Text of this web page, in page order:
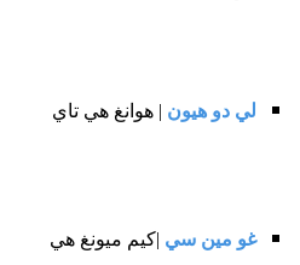
لي دو هيون | هوانغ هي تاي
غو مين سي |كيم ميونغ هي